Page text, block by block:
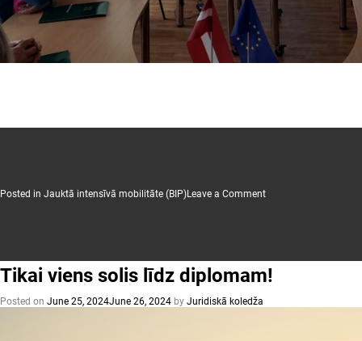
Posted in Jauktā intensīvā mobilitāte (BIP)Leave a Commenton
Tikai viens solis līdz diplomam!
Posted on June 25, 2024June 26, 2024 by Juridiskā koledža